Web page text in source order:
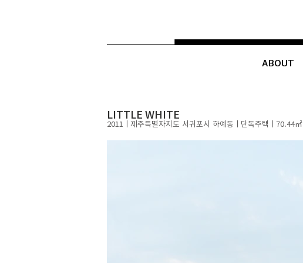
ABOUT
LITTLE WHITE
2011ㅣ ​​제주특별자치도 서귀포시 하예동ㅣ​단독주택ㅣ 70.44㎡